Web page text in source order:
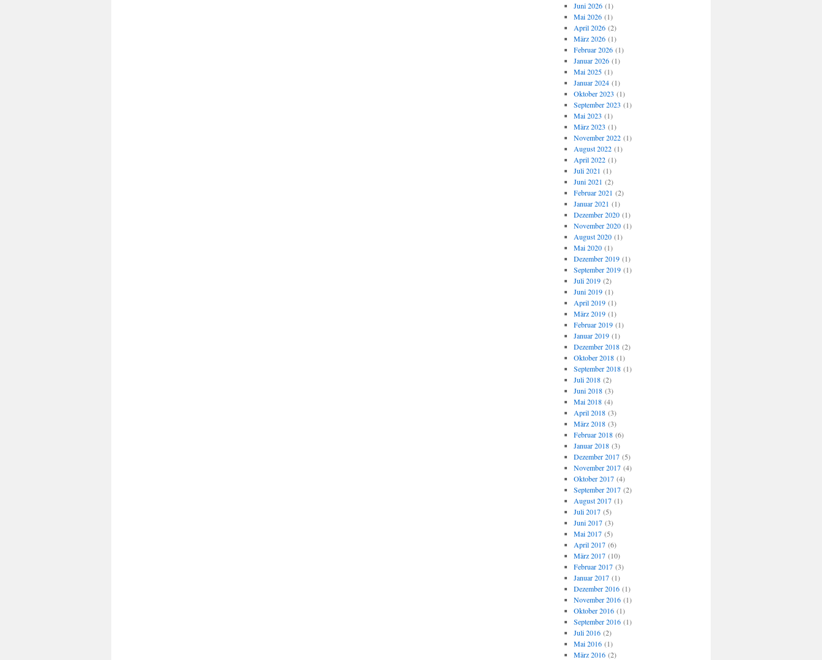
Juni 2026(1)
Mai 2026(1)
April 2026(2)
März 2026(1)
Februar 2026(1)
Januar 2026(1)
Mai 2025(1)
Januar 2024(1)
Oktober 2023 (1)
September 2023 (1)
Mai 2023 (1)
März 2023 (1)
November 2022(1)
August 2022(1)
April 2022(1)
Juli 2021 (1)
Juni 2021 (2)
Februar 2021 (2)
Januar 2021 (1)
Dezember 2020(1)
November 2020(1)
August 2020(1)
Mai 2020(1)
Dezember 2019(1)
September 2019(1)
Juli 2019(2)
Juni 2019(1)
April 2019(1)
März 2019(1)
Februar 2019(1)
Januar 2019(1)
Dezember 2018(2)
Oktober 2018(1)
September 2018(1)
Juli 2018(2)
Juni 2018(3)
Mai 2018(4)
April 2018(3)
März 2018(3)
Februar 2018(6)
Januar 2018(3)
Dezember 2017(5)
November 2017(4)
Oktober 2017(4)
September 2017(2)
August 2017(1)
Juli 2017(5)
Juni 2017(3)
Mai 2017(5)
April 2017(6)
März 2017(10)
Februar 2017(3)
Januar 2017(1)
Dezember 2016(1)
November 2016(1)
Oktober 2016(1)
September 2016(1)
Juli 2016(2)
Mai 2016(1)
März 2016(2)